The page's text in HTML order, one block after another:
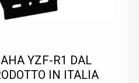
YZF-R1 DAL
IN ITALIA